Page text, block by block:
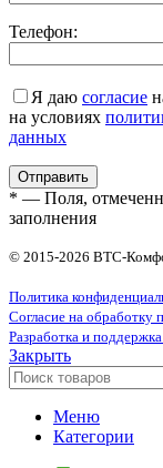
Телефон:
Я даю согласие
на условиях
данных
* — Поля,
заполнения
© 2015-2026 ВТС-
Политика
Согласие на обработку
Разработка и
Закрыть
Меню
Категории